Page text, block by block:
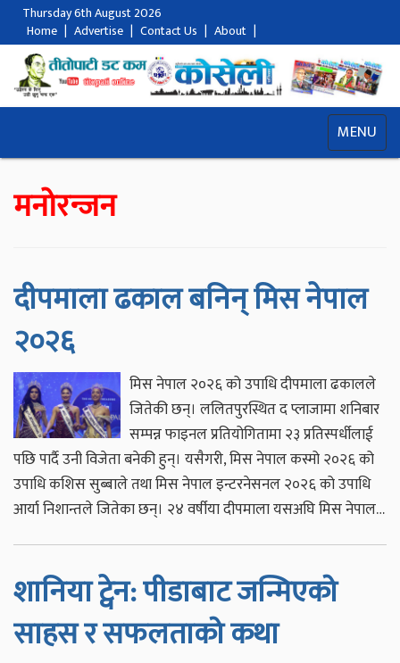
Thursday 6th August 2026
Home | Advertise | Contact Us | About |
MENU
मनोरन्जन
दीपमाला ढकाल बनिन् मिस नेपाल
२०२६
मिस नेपाल २०२६ को उपाधि दीपमाला ढकालले
जितेकी छन्। ललितपुरस्थित द प्लाजामा शनिबार
सम्पन्न फाइनल प्रतियोगितामा २३ प्रतिस्पर्धीलाई
पछि पार्दै उनी विजेता बनेकी हुन्। यसैगरी, मिस नेपाल कस्मो २०२६ को
उपाधि कशिस सुब्बाले तथा मिस नेपाल इन्टरनेसनल २०२६ को उपाधि
आर्या निशान्तले जितेका छन्। २४ वर्षीया दीपमाला यसअघि मिस नेपाल…
शानिया ट्वेन: पीडाबाट जन्मिएको
साहस र सफलताको कथा